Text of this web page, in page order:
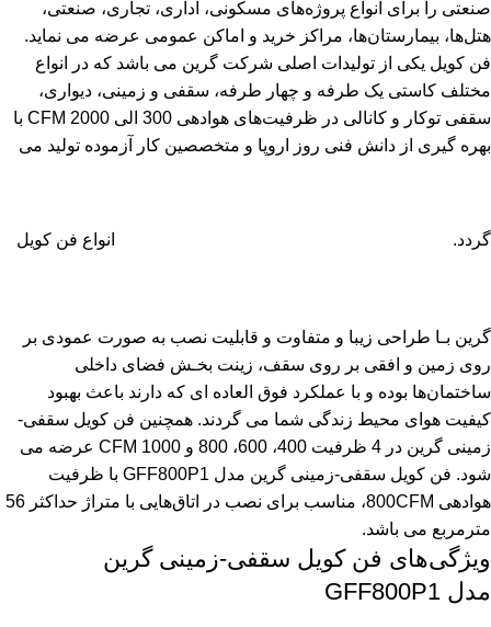
صنعتی را برای انواع پروژه‌های مسکونی، اداری، تجاری، صنعتی،
هتل‌ها، بیمارستان‌ها، مراکز خرید و اماکن عمومی عرضه می نماید.
فن کویل یکی از تولیدات اصلی شرکت گرین می باشد که در انواع
مختلف کاستی یک طرفه و چهار طرفه، سقفی و زمینی، دیواری،
سقفی توکار و کانالی در ظرفیت‌های هوادهی 300 الی 2000 CFM با
بهره گیری از دانش فنی روز اروپا و متخصصین کار آزموده تولید می
گردد. انواع فن کویل
گرین بـا طراحی زیبا و متفاوت و قابلیت نصب به صورت عمودی بر
روی زمین و افقی بر روی سقف، زینت بخـش فضای داخلی
ساختمان‌ها بوده و با عملکرد فوق العاده ای که دارند باعث بهبود
کیفیت هوای محیط زندگی شما می گردند. همچنین فن کویل سقفی-
زمینی گرین در 4 ظرفیت 400، 600، 800 و 1000 CFM عرضه می
شود. فن کویل سقفی-زمینی گرین مدل GFF800P1 با ظرفیت
هوادهی 800CFM، مناسب برای نصب در اتاق‌هایی با متراژ حداکثر 56
مترمربع می باشد.
ویژگی‌های فن کویل سقفی-زمینی گرین
مدل GFF800P1